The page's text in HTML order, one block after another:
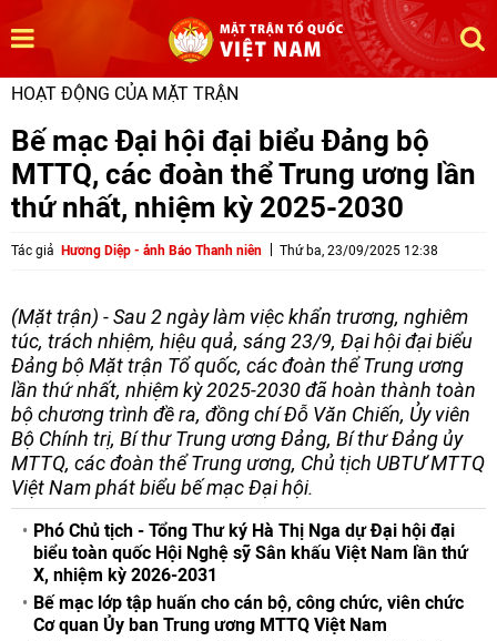
HOẠT ĐỘNG CỦA MẶT TRẬN
Bế mạc Đại hội đại biểu Đảng bộ
MTTQ, các đoàn thể Trung ương lần
thứ nhất, nhiệm kỳ 2025-2030
Tác giả Hương Diệp - ảnh Báo Thanh niên Thứ ba, 23/09/2025 12:38
(Mặt trận) - Sau 2 ngày làm việc khẩn trương, nghiêm
túc, trách nhiệm, hiệu quả, sáng 23/9, Đại hội đại biểu
Đảng bộ Mặt trận Tổ quốc, các đoàn thể Trung ương
lần thứ nhất, nhiệm kỳ 2025-2030 đã hoàn thành toàn
bộ chương trình đề ra, đồng chí Đỗ Văn Chiến, Ủy viên
Bộ Chính trị, Bí thư Trung ương Đảng, Bí thư Đảng ủy
MTTQ, các đoàn thể Trung ương, Chủ tịch UBTƯ MTTQ
Việt Nam phát biểu bế mạc Đại hội.
Phó Chủ tịch - Tổng Thư ký Hà Thị Nga dự Đại hội đại
biểu toàn quốc Hội Nghệ sỹ Sân khấu Việt Nam lần thứ
X, nhiệm kỳ 2026-2031
Bế mạc lớp tập huấn cho cán bộ, công chức, viên chức
Cơ quan Ủy ban Trung ương MTTQ Việt Nam